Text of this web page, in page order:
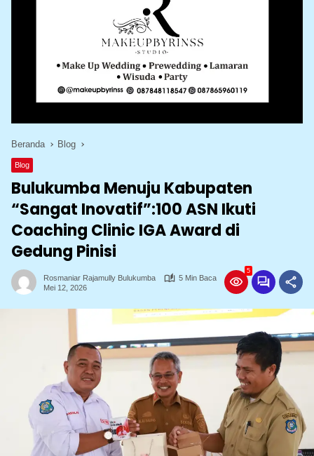
Beranda Blog
Blog
Bulukumba Menuju Kabupaten
“Sangat Inovatif”:100 ASN Ikuti
Coaching Clinic IGA Award di
Gedung Pinisi
Rosmaniar Rajamully Bulukumba
5 Min Baca
Mei 12, 2026
5